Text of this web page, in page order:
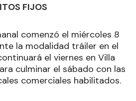
FIJOS
comenzó el miércoles 8
la modalidad tráiler en el
el viernes en Villa
culminar el sábado con las
comerciales habilitados.